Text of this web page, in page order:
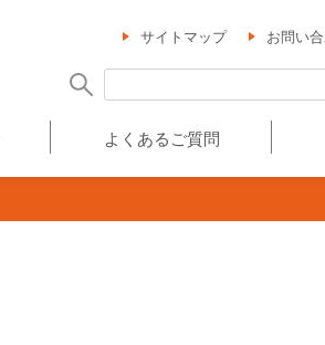
サイトマップ お問い
よくあるご質問